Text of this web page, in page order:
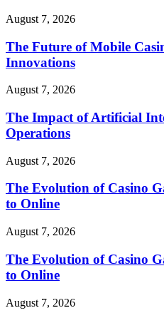
August 7, 2026
The Future of Mobile
Innovations
August 7, 2026
The Impact of Artificial
Operations
August 7, 2026
The Evolution of Casino
to Online
August 7, 2026
The Evolution of Casino
to Online
August 7, 2026